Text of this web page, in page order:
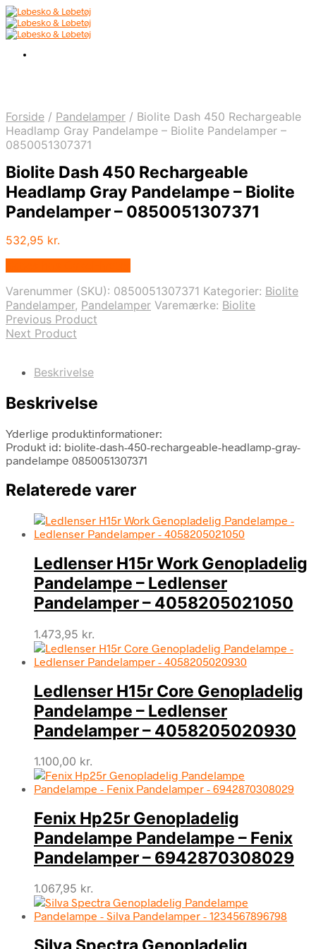
Forside / Pandelamper / Biolite Dash 450 Rechargeable
Headlamp Gray Pandelampe – Biolite Pandelamper –
0850051307371
Biolite Dash 450 Rechargeable
Headlamp Gray Pandelampe – Biolite
Pandelamper – 0850051307371
532,95 kr.
Varenummer (SKU): 0850051307371 Kategorier: Biolite
Pandelamper, Pandelamper Varemærke: Biolite
Previous Product
Next Product
Beskrivelse
Beskrivelse
Yderlige produktinformationer:
Produkt id: biolite-dash-450-rechargeable-headlamp-gray-
pandelampe 0850051307371
Relaterede varer
Ledlenser H15r Work Genopladelig
Pandelampe – Ledlenser
Pandelamper – 4058205021050
1.473,95 kr.
Ledlenser H15r Core Genopladelig
Pandelampe – Ledlenser
Pandelamper – 4058205020930
1.100,00 kr.
Fenix Hp25r Genopladelig
Pandelampe Pandelampe – Fenix
Pandelamper – 6942870308029
1.067,95 kr.